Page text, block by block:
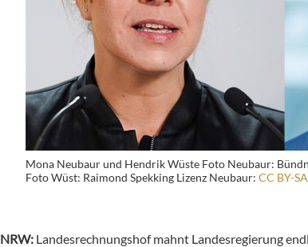
Mona Neubaur und Hendrik Wüste Foto Neubaur:
Foto Wüst: Raimond Spekking Lizenz Neubaur:CC BY-
NRW: Landesrechnungshof mahnt Landesregierung